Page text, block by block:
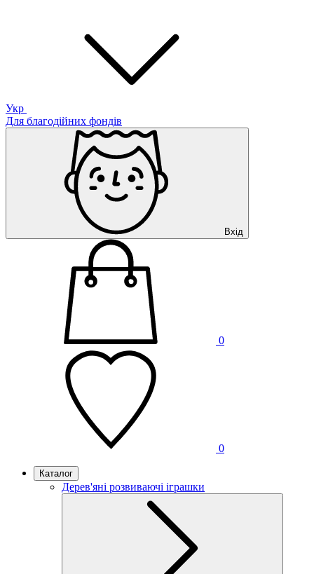
Укр
Для благодійних фондів
Вхід
0
0
Каталог
Дерев'яні розвиваючі іграшки